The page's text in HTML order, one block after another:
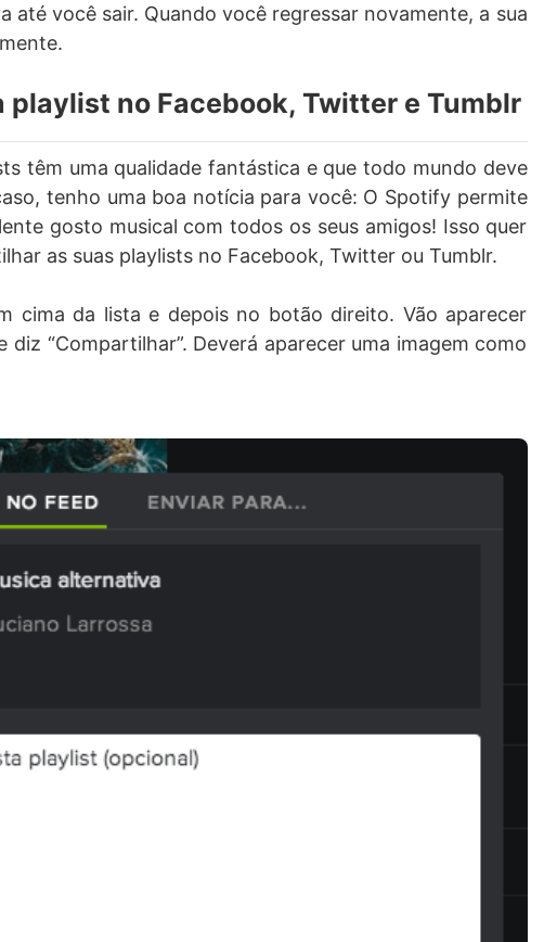
até você sair. Quando você regressar novamente, a sua
playlist no Facebook, Twitter e Tumblr
têm uma qualidade fantástica e que todo mundo deve
tenho uma boa notícia para você: O Spotify permite
gosto musical com todos os seus amigos! Isso quer
as suas playlists no Facebook, Twitter ou Tumblr.
cima da lista e depois no botão direito. Vão aparecer
diz “Compartilhar”. Deverá aparecer uma imagem como